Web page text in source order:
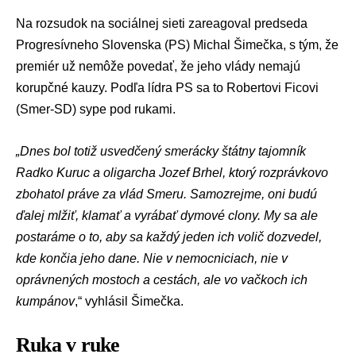
Na rozsudok na sociálnej sieti zareagoval predseda
Progresívneho Slovenska (PS) Michal Šimečka, s tým, že
premiér už nemôže povedať, že jeho vlády nemajú
korupčné kauzy. Podľa lídra PS sa to Robertovi Ficovi
(Smer-SD) sype pod rukami.
„Dnes bol totiž usvedčený smerácky štátny tajomník
Radko Kuruc a oligarcha Jozef Brhel, ktorý rozprávkovo
zbohatol práve za vlád Smeru. Samozrejme, oni budú
ďalej mlžiť, klamať a vyrábať dymové clony. My sa ale
postaráme o to, aby sa každý jeden ich volič dozvedel,
kde končia jeho dane. Nie v nemocniciach, nie v
oprávnených mostoch a cestách, ale vo vačkoch ich
kumpánov,“ vyhlásil Šimečka.
Ruka v ruke